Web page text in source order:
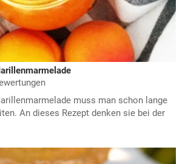
muss man schon lange
An dieses Rezept denken sie bei der